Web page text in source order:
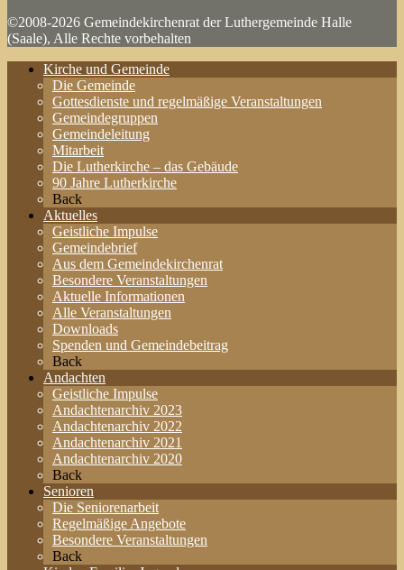
©2008-2026 Gemeindekirchenrat der Luthergemeinde Halle
(Saale), Alle Rechte vorbehalten
Kirche und Gemeinde
Die Gemeinde
Gottesdienste und regelmäßige Veranstaltungen
Gemeindegruppen
Gemeindeleitung
Mitarbeit
Die Lutherkirche – das Gebäude
90 Jahre Lutherkirche
Back
Aktuelles
Geistliche Impulse
Gemeindebrief
Aus dem Gemeindekirchenrat
Besondere Veranstaltungen
Aktuelle Informationen
Alle Veranstaltungen
Downloads
Spenden und Gemeindebeitrag
Back
Andachten
Geistliche Impulse
Andachtenarchiv 2023
Andachtenarchiv 2022
Andachtenarchiv 2021
Andachtenarchiv 2020
Back
Senioren
Die Seniorenarbeit
Regelmäßige Angebote
Besondere Veranstaltungen
Back